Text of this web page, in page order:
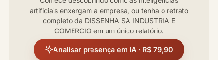
artificiais enxergam a empresa, ou tenha o retrato
completo da DISSENHA SA INDUSTRIA E
COMERCIO em um único relatório.
Analisar presença em IA · R$ 79,90